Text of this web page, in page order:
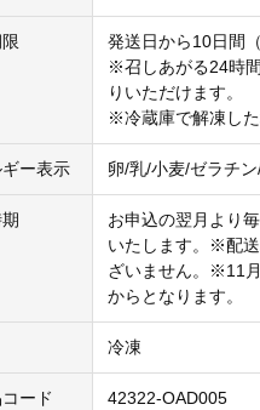
発送日から10日間（
※召しあがる24時
りいただけます。
※冷蔵庫で解凍した
ー表示 卵/乳/小麦/ゼラチ
お申込の翌月より
いたします。※配
ざいません。※11
からとなります。
冷凍
ード 42322-OAD005